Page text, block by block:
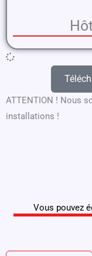
ATTENTION ! Nous
installations !
Vous pouvez